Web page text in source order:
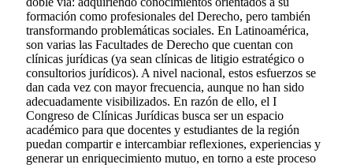
formación como profesionales del Derecho, pero también
transformando problemáticas sociales. En Latinoamérica,
son varias las Facultades de Derecho que cuentan con
clínicas jurídicas (ya sean clínicas de litigio estratégico o
consultorios jurídicos). A nivel nacional, estos esfuerzos se
dan cada vez con mayor frecuencia, aunque no han sido
adecuadamente visibilizados. En razón de ello, el I
Congreso de Clínicas Jurídicas busca ser un espacio
académico para que docentes y estudiantes de la región
puedan compartir e intercambiar reflexiones, experiencias y
generar un enriquecimiento mutuo, en torno a este proceso